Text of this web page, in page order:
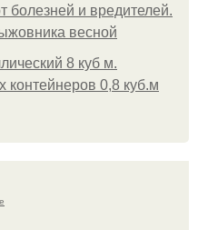
болезней и вредителей.
весной
8 куб м.
контейнеров 0,8 куб.м